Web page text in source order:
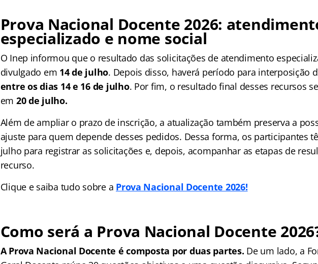
Prova Nacional Docente 2026:
especializado e nome social
O Inep informou que o resultado das solicitações de atendimento
divulgado em 14 de julho. Depois disso, haverá período para interposição
entre os dias 14 e 16 de julho. Por fim, o resultado final desses recursos
em 20 de julho.
Além de ampliar o prazo de inscrição, a atualização também preserva a
ajuste para quem depende desses pedidos. Dessa forma, os participantes
julho para registrar as solicitações e, depois, acompanhar as etapas de
recurso.
Clique e saiba tudo sobre a Prova Nacional Docente 2026!
Como será a Prova Nacional Docente
A Prova Nacional Docente é composta por duas partes. De um lado, a